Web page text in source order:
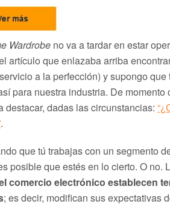
Wardrobe no va a tardar en estar
artículo que enlazaba arriba
a la perfección) y supongo que
para nuestra industria. De
destacar, dadas las circunstancias:
.
que tú trabajas con un segmento
posible que estés en lo cierto. O no.
comercio electrónico establecen
; es decir, modifican sus expectativas